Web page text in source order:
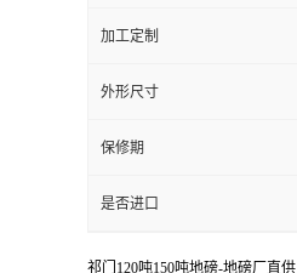
加工定制
外形尺寸
保修期
是否进口
祁门120吨150吨地磅-地磅厂直供